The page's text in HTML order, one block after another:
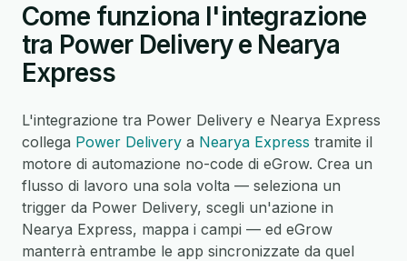
Come funziona l'integrazione
tra Power Delivery e Nearya
Express
L'integrazione tra Power Delivery e Nearya Express
collega Power Delivery a Nearya Express tramite il
motore di automazione no-code di eGrow. Crea un
flusso di lavoro una sola volta — seleziona un
trigger da Power Delivery, scegli un'azione in
Nearya Express, mappa i campi — ed eGrow
manterrà entrambe le app sincronizzate da quel